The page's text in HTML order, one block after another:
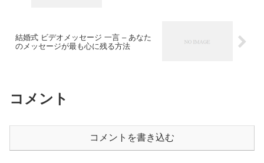
結婚式 ビデオメッセージ 一言 – あなた
のメッセージが最も心に残る方法
コメント
コメントを書き込む